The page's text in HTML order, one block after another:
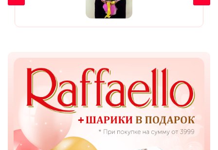
Цветы дочери
Цветы подруге
Показать еще
Цветы
Подсолнухи